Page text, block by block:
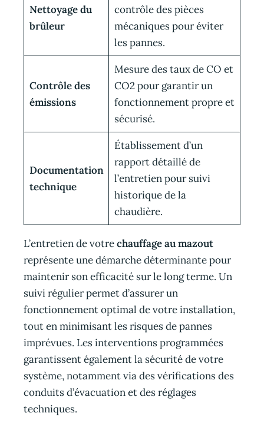
Nettoyage du
brûleur
contrôle des pièces
mécaniques pour éviter
les pannes.
Contrôle des
émissions
Mesure des taux de CO et
CO2 pour garantir un
fonctionnement propre et
sécurisé.
Documentation
technique
Établissement d’un
rapport détaillé de
l’entretien pour suivi
historique de la
chaudière.
L’entretien de votrechauffage au mazout
représente une démarche déterminante pour
maintenir son efficacité sur le long terme. Un
suivi régulier permet d’assurer un
fonctionnement optimal de votre installation,
tout en minimisant les risques de pannes
imprévues. Les interventions programmées
garantissent également la sécurité de votre
système, notamment via des vérifications des
conduits d’évacuation et des réglages
techniques.